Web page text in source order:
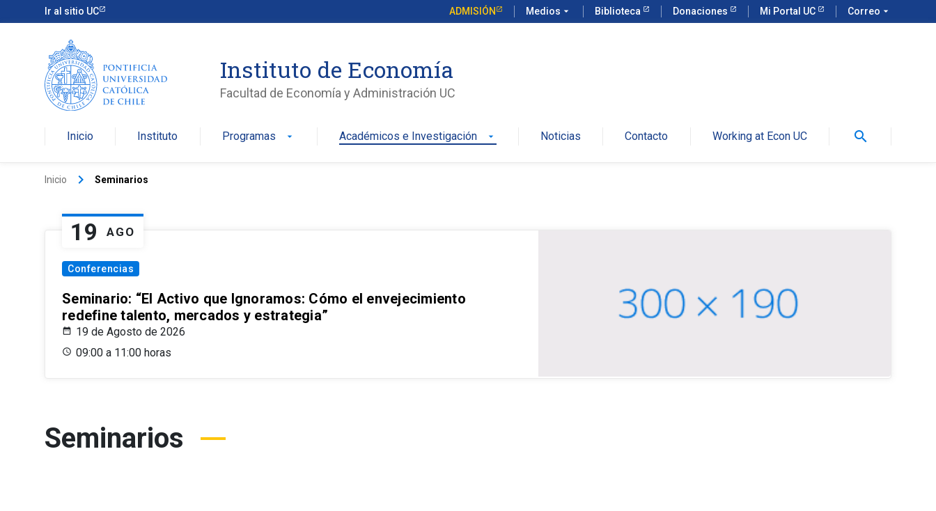
Ir al sitio UC ADMISIÓN Medios arrow_drop_down Biblioteca Donaciones Mi Portal UC Correo arrow_drop_down
Instituto de Economía
Facultad de Economía y Administración UC
Inicio Instituto Programas arrow_drop_down Académicos e Investigación arrow_drop_down Noticias Contacto Working at Econ UC search
Inicio keyboard_arrow_right Seminarios
19 AGO
Conferencias
Seminario: “El Activo que Ignoramos: Cómo el envejecimiento
redefine talento, mercados y estrategia”
19 de Agosto de 2026
09:00 a 11:00 horas
Seminarios